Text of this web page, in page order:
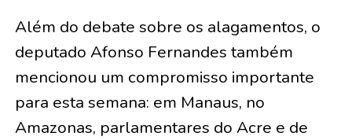
Além do debate sobre os alagamentos, o
deputado Afonso Fernandes também
mencionou um compromisso importante
para esta semana: em Manaus, no
Amazonas, parlamentares do Acre e de